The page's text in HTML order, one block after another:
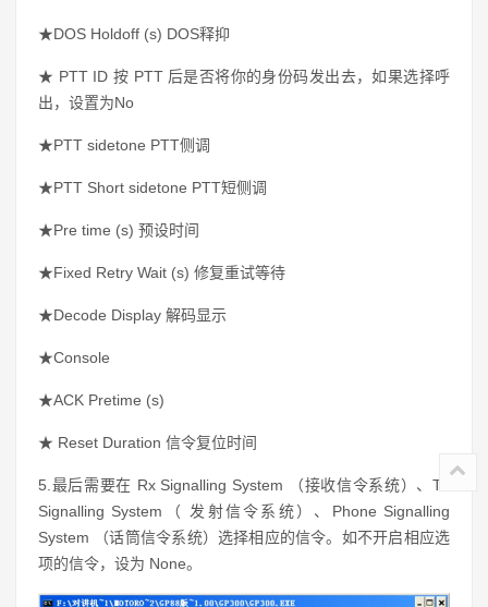
★DOS Holdoff (s) DOS释抑
★ PTT ID 按 PTT 后是否将你的身份码发出去，如果选择呼
出，设置为No
★PTT sidetone PTT侧调
★PTT Short sidetone PTT短侧调
★Pre time (s) 预设时间
★Fixed Retry Wait (s) 修复重试等待
★Decode Display 解码显示
★Console
★ACK Pretime (s)
★ Reset Duration 信令复位时间
5.最后需要在 Rx Signalling System （接收信令系统）、Tx
Signalling System（ 发射信令系统）、Phone Signalling
System （话筒信令系统）选择相应的信令。如不开启相应选
项的信令，设为 None。